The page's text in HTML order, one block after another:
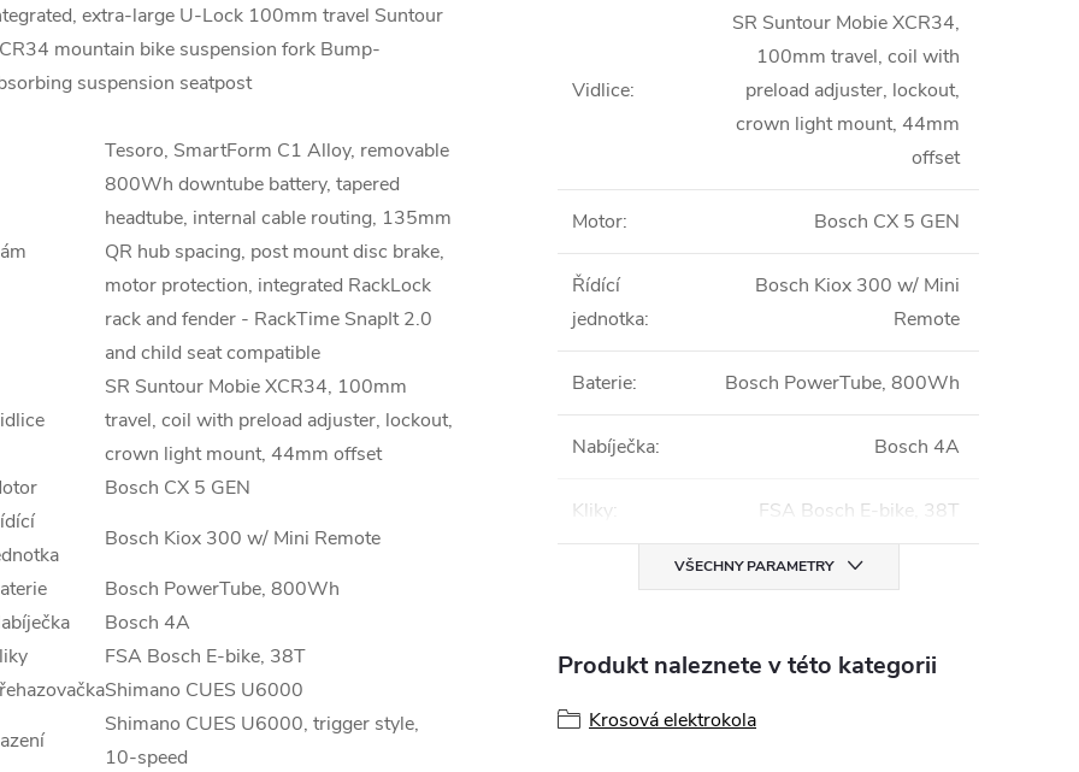
extra-large U-Lock 100mm travel Suntour
mountain bike suspension fork Bump-
suspension seatpost
Tesoro, SmartForm C1 Alloy, removable
800Wh downtube battery, tapered
headtube, internal cable routing, 135mm
QR hub spacing, post mount disc brake,
motor protection, integrated RackLock
rack and fender - RackTime SnapIt 2.0
and child seat compatible
SR Suntour Mobie XCR34, 100mm
travel, coil with preload adjuster, lockout,
crown light mount, 44mm offset
Bosch CX 5 GEN
Bosch Kiox 300 w/ Mini Remote
Bosch PowerTube, 800Wh
Bosch 4A
FSA Bosch E-bike, 38T
Shimano CUES U6000
Shimano CUES U6000, trigger style,
10-speed
Vidlice:
SR Suntour Mobie XCR34,
100mm travel, coil with
preload adjuster, lockout,
crown light mount, 44mm
offset
Motor: Bosch CX 5 GEN
Řídící
jednotka:
Bosch Kiox 300 w/ Mini
Remote
Baterie: Bosch PowerTube, 800Wh
Nabíječka: Bosch 4A
Kliky: FSA Bosch E-bike, 38T
VŠECHNY PARAMETRY
Produkt naleznete v této kategorii
Krosová elektrokola